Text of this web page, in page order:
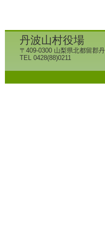
丹波山村役場
〒409-0300 山梨県北都留郡
TEL 0428(88)0211